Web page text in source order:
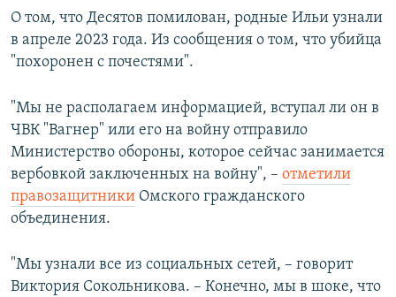
О том, что Десятов помилован, родные Ильи узнали
в апреле 2023 года. Из сообщения о том, что убийца
"похоронен с почестями".
"Мы не располагаем информацией, вступал ли он в
ЧВК "Вагнер" или его на войну отправило
Министерство обороны, которое сейчас занимается
вербовкой заключенных на войну", – отметили
правозащитники Омского гражданского
объединения.
"Мы узнали все из социальных сетей, – говорит
Виктория Сокольникова. – Конечно, мы в шоке, что